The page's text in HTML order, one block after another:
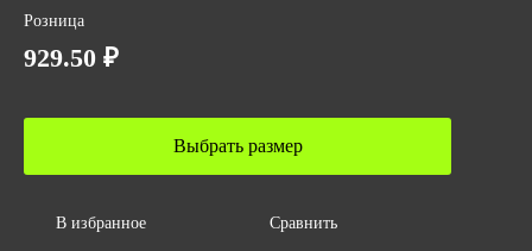
с 44 до 62
Розница
929.50 ₽
Выбрать размер
В избранное Сравнить